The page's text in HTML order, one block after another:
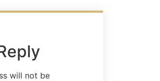
will not be